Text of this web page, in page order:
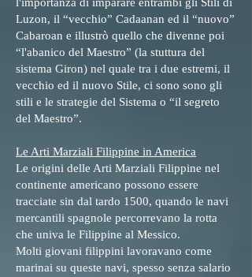
Luzon, il “vecchio” Cadaanan ed il “nuovo”
Cabaroan e illustrò quello che divenne poi
“l'abanico del Maestro” (la stuttura del
sistema Giron) nel quale tra i due estremi, il
vecchio ed il nuovo Stile, ci sono sono gli
stili e le strategie del Sistema o “il segreto
del Maestro”.
Le Arti Marziali Filippine in America
Le origini delle Arti Marziali Filippine nel
continente americano possono essere
tracciate sin dal tardo 1500, quando le navi
mercantili spagnole percorrevano la rotta
che univa le Filippine al Messico.
Molti giovani filippini lavoravano come
marinai su queste navi, spesso senza salario